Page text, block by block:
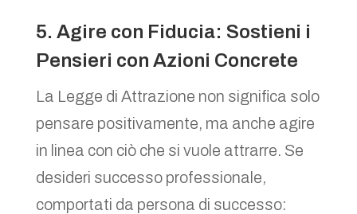
5. Agire con Fiducia: Sostieni i
Pensieri con Azioni Concrete
La Legge di Attrazione non significa solo
pensare positivamente, ma anche agire
in linea con ciò che si vuole attrarre. Se
desideri successo professionale,
comportati da persona di successo: